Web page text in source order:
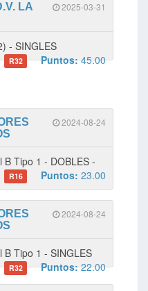
2025-03-31
LA
- SINGLES
R32 Puntos:45.00
2024-08-24
Tipo 1 - DOBLES -
R16 Puntos: 23.00
2024-08-24
Tipo 1 - SINGLES
R32 Puntos:22.00